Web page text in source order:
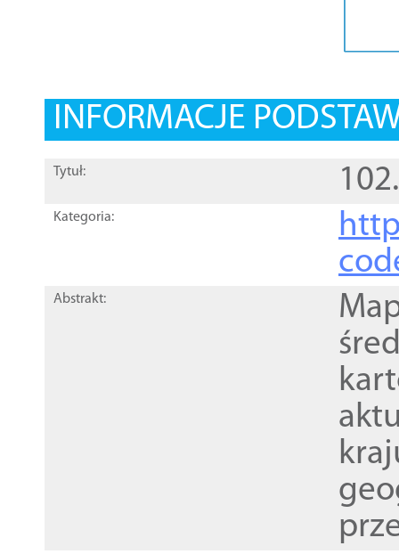
INFORMACJE
Tytuł:
Kategoria:
Abstrakt: